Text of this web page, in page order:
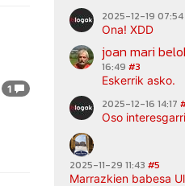
1
2025-12-19 07:54
Ona! XDD
joan mari
16:49 #3
Eskerrik asko.
2025-12-16 14:17
Oso
2025-11-29 11:43 #5
Marrazkien babesa